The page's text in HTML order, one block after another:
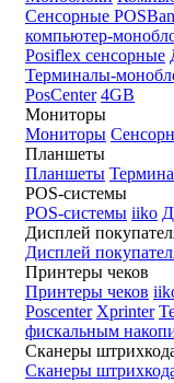
Сенсорные
компьютер-
Posiflex сенсорные
Терминалы-
PosCenter 4GB
Мониторы
Мониторы
Планшеты
Планшеты
POS-системы
POS-системы iiko
Дисплей
Дисплей
Принтеры чеков
Принтеры чеков
Poscenter Xprinter
фискальным
Сканеры
Сканеры